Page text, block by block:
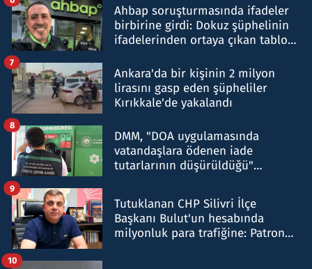
Ahbap soruşturmasında ifadeler
birbirine girdi: Dokuz şüphelinin
ifadelerinden ortaya çıkan tablo
Ankara'da bir kişinin 2 milyon
lirasını gasp eden şüpheliler
Kırıkkale'de yakalandı
7
DMM, "DOA uygulamasında
vatandaşlara ödenen iade
tutarlarının düşürüldüğü"
8
Tutuklanan CHP Silivri İlçe
Başkanı Bulut'un hesabında
milyonluk para trafiğine: Patron
9
10